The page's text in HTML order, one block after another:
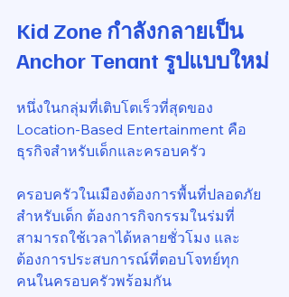
Kid Zone กำลังกลายเป็น
Anchor Tenant รูปแบบใหม่
หนึ่งในกลุ่มที่เติบโตเร็วที่สุดของ
Location-Based Entertainment คือ
ธุรกิจสำหรับเด็กและครอบครัว
ครอบครัวในเมืองต้องการพื้นที่ปลอดภัย
สำหรับเด็ก ต้องการกิจกรรมในร่มที่
สามารถใช้เวลาได้หลายชั่วโมง และ
ต้องการประสบการณ์ที่ตอบโจทย์ทุก
คนในครอบครัวพร้อมกัน